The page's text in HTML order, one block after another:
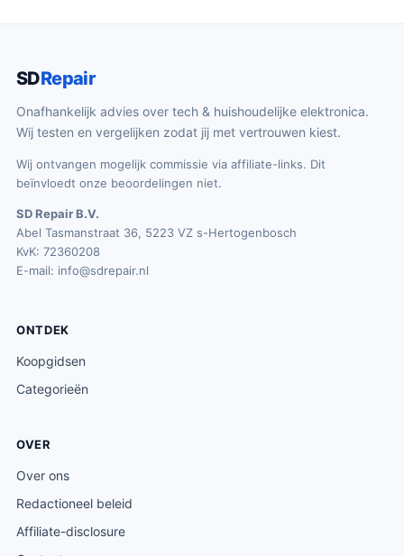
SDRepair
Onafhankelijk advies over tech & huishoudelijke elektronica.
Wij testen en vergelijken zodat jij met vertrouwen kiest.
Wij ontvangen mogelijk commissie via affiliate-links. Dit
beïnvloedt onze beoordelingen niet.
SD Repair B.V.
Abel Tasmanstraat 36, 5223 VZ s-Hertogenbosch
KvK: 72360208
E-mail: info@sdrepair.nl
ONTDEK
Koopgidsen
Categorieën
OVER
Over ons
Redactioneel beleid
Affiliate-disclosure